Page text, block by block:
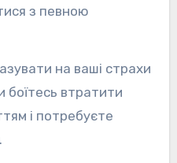
з певною
на ваші страхи
боїтесь втратити
і потребуєте